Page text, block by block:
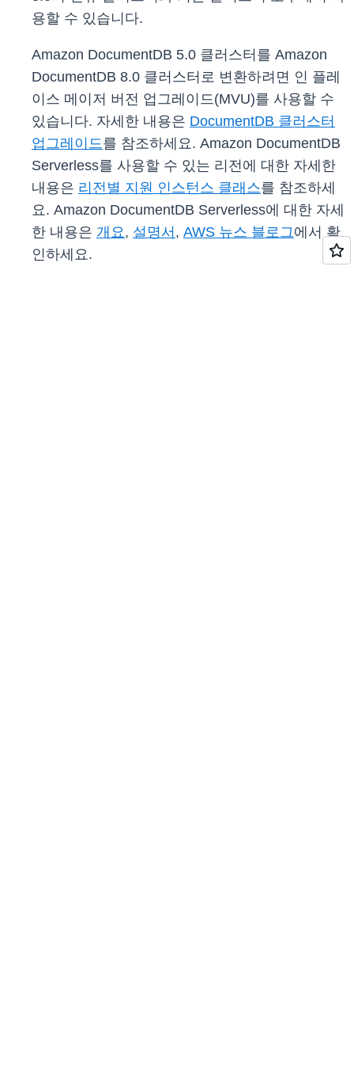
용할 수 있습니다.
Amazon DocumentDB 5.0 클러스터를 Amazon
DocumentDB 8.0 클러스터로 변환하려면 인 플레
이스 메이저 버전 업그레이드(MVU)를 사용할 수
있습니다. 자세한 내용은 DocumentDB 클러스터
업그레이드를 참조하세요. Amazon DocumentDB
Serverless를 사용할 수 있는 리전에 대한 자세한
내용은 리전별 지원 인스턴스 클래스를 참조하세
요. Amazon DocumentDB Serverless에 대한 자세
한 내용은 개요, 설명서 , AWS 뉴스 블로그에서 확
인하세요.